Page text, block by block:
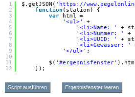
1
2
3
4
5
6
7
8
9
10
11
12
$.getJSON( ' https://
function (station) {
var
html =
'<ul>'
+
'<li>Name: '
+
'<li>Nummer: '
+
'<li>UUID: '
+
'<li>Gewässer: '
'</ul>' ;
$( '#ergebnisfenster'
});
Script ausführen Ergebnisfenster leeren